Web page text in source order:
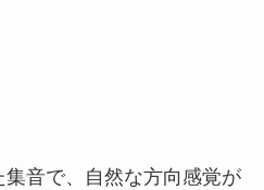
音で、自然な方向感覚が